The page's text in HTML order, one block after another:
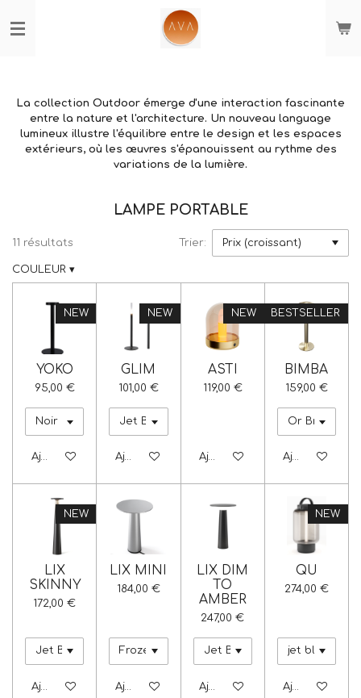
au
La collection Outdoor émerge d'une interaction fascinante
entre la nature et l'architecture. Un nouveau language
lumineux illustre l'équilibre entre le design et les espaces
extérieurs, où les œuvres s'épanouissent au rythme des
variations de la lumière.
LAMPE PORTABLE
11 résultats Trier:
COULEUR ▾
NEW
YOKO
95,00 €
Ajouter au panier
NEW
GLIM
101,00 €
Ajouter au panier
NEW
ASTI
119,00 €
Ajouter au panier
BESTSELLER
BIMBA
159,00 €
Ajouter au
NEW
LIX
SKINNY
172,00 €
Ajouter au panier
LIX MINI
184,00 €
Ajouter au panier
LIX DIM
TO
AMBER
247,00 €
Ajouter au panier
NEW
QU
274,00 €
Ajouter au